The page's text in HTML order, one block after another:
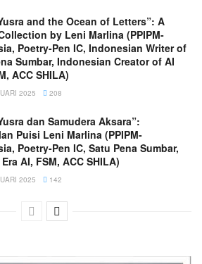
and the Ocean of Letters”: A
by Leni Marlina (PPIPM-
Poetry-Pen IC, Indonesian Writer of
Sumbar, Indonesian Creator of AI
ACC SHILA)
2025 208
dan Samudera Aksara”:
Puisi Leni Marlina (PPIPM-
Poetry-Pen IC, Satu Pena Sumbar,
AI, FSM, ACC SHILA)
2025 142